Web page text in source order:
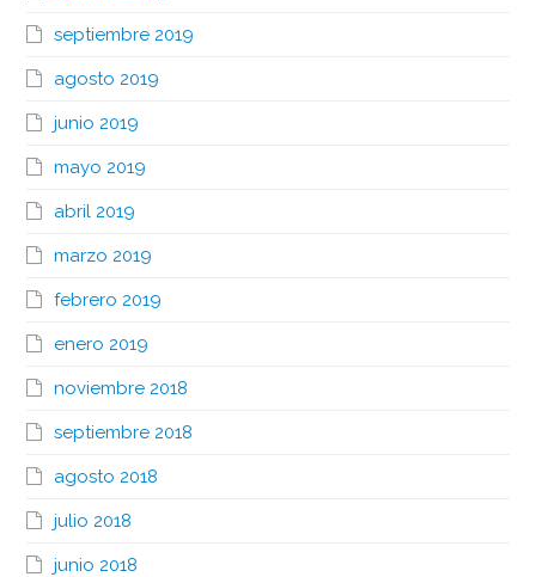
septiembre 2019
agosto 2019
junio 2019
mayo 2019
abril 2019
marzo 2019
febrero 2019
enero 2019
noviembre 2018
septiembre 2018
agosto 2018
julio 2018
junio 2018